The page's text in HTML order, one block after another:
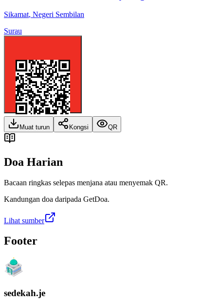
Sikamat, Negeri Sembilan
Surau
Muat turun Kongsi QR
Doa Harian
Bacaan ringkas selepas menjana atau menyemak QR.
Kandungan doa daripada GetDoa.
Lihat sumber
Footer
sedekah.je